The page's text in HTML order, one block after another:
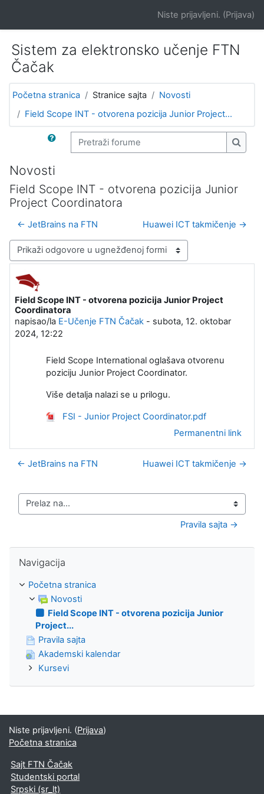
Niste prijavljeni. (Prijava)
Sistem za elektronsko učenje FTN
Čačak
Početna stranica Stranice sajta
Novosti
Field Scope INT - otvorena pozicija Junior Project...
Pretraži forume
Novosti
Field Scope INT - otvorena pozicija Junior
Project Coordinatora
← JetBrains na FTN Huawei ICT takmičenje →
Način prikazivanja
Field Scope INT - otvorena pozicija Junior Project
Coordinatora
napisao/la E-Učenje FTN Čačak - subota, 12. oktobar
2024, 12:22
Broj odgovora: 0
Field Scope International oglašava otvorenu
poziciju Junior Project Coordinator.
Više detalja nalazi se u prilogu.
FSI - Junior Project Coordinator.pdf
Permanentni link
← JetBrains na FTN Huawei ICT takmičenje →
Prelaz na...
Pravila sajta →
Navigacija
Početna stranica
Novosti
Field Scope INT - otvorena pozicija Junior
Project...
Pravila sajta
Akademski kalendar
Kursevi
Niste prijavljeni. (Prijava)
Početna stranica
Sajt FTN Čačak
Studentski portal
Srpski ‎(sr_lt)‎